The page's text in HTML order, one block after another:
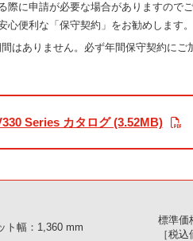
に申請が必要な場合がありますのでご
便利な「保守契約」をお勧めします。
はありません。必ず年間保守契約にご
Series カタログ (3.52MB)
ト幅：1,360 mm
標準価
［税